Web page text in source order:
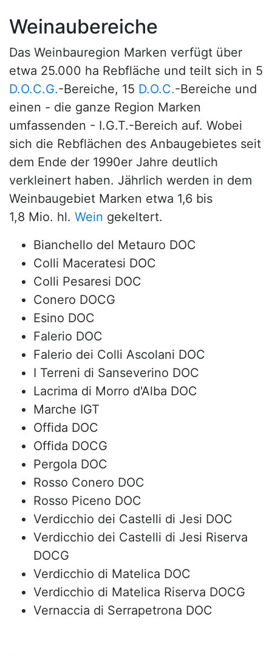
Weinaubereiche
Das Weinbauregion Marken verfügt über
etwa 25.000 ha Rebfläche und teilt sich in 5
D.O.C.G.-Bereiche, 15 D.O.C.-Bereiche und
einen - die ganze Region Marken
umfassenden - I.G.T.-Bereich auf. Wobei
sich die Rebflächen des Anbaugebietes seit
dem Ende der 1990er Jahre deutlich
verkleinert haben. Jährlich werden in dem
Weinbaugebiet Marken etwa 1,6 bis
1,8 Mio. hl. Wein gekeltert.
Bianchello del Metauro DOC
Colli Maceratesi DOC
Colli Pesaresi DOC
Conero DOCG
Esino DOC
Falerio DOC
Falerio dei Colli Ascolani DOC
I Terreni di Sanseverino DOC
Lacrima di Morro d'Alba DOC
Marche IGT
Offida DOC
Offida DOCG
Pergola DOC
Rosso Conero DOC
Rosso Piceno DOC
Verdicchio dei Castelli di Jesi DOC
Verdicchio dei Castelli di Jesi Riserva
DOCG
Verdicchio di Matelica DOC
Verdicchio di Matelica Riserva DOCG
Vernaccia di Serrapetrona DOC